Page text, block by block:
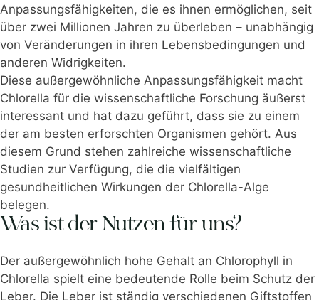
Anpassungsfähigkeiten, die es ihnen ermöglichen, seit
über zwei Millionen Jahren zu überleben – unabhängig
von Veränderungen in ihren Lebensbedingungen und
anderen Widrigkeiten.
Diese außergewöhnliche Anpassungsfähigkeit macht
Chlorella für die wissenschaftliche Forschung äußerst
interessant und hat dazu geführt, dass sie zu einem
der am besten erforschten Organismen gehört. Aus
diesem Grund stehen zahlreiche wissenschaftliche
Studien zur Verfügung, die die vielfältigen
gesundheitlichen Wirkungen der Chlorella-Alge
belegen.
Was ist der Nutzen für uns?
Der außergewöhnlich hohe Gehalt an Chlorophyll in
Chlorella spielt eine bedeutende Rolle beim Schutz der
Leber. Die Leber ist ständig verschiedenen Giftstoffen